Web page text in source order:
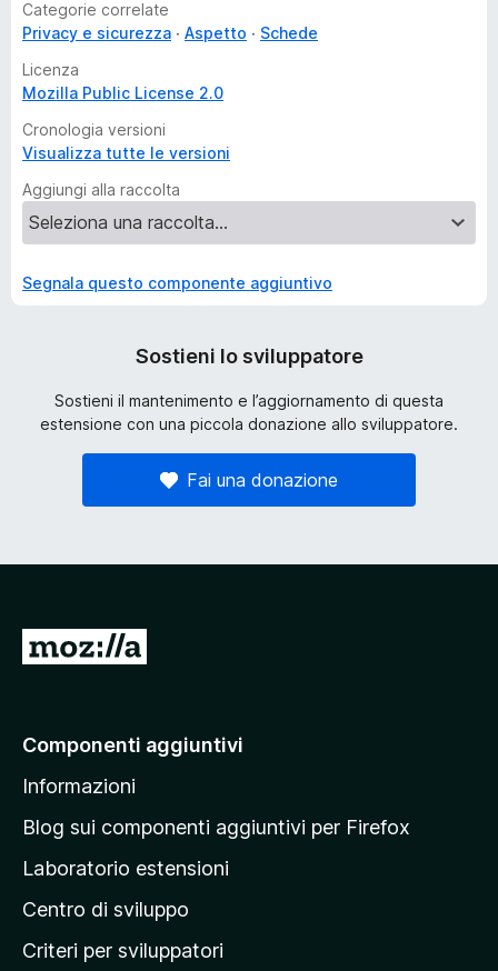
Categorie correlate
Privacy e sicurezza
Aspetto
Schede
Licenza
Mozilla Public License 2.0
Cronologia versioni
Visualizza tutte le versioni
Aggiungi alla raccolta
Segnala questo componente aggiuntivo
Sostieni lo sviluppatore
Sostieni il mantenimento e l’aggiornamento di questa
estensione con una piccola donazione allo sviluppatore.
Fai una donazione
V
a
l
a
a
g
i
Componenti aggiuntivi
Informazioni
Blog sui componenti aggiuntivi per Firefox
Laboratorio estensioni
Centro di sviluppo
Criteri per sviluppatori